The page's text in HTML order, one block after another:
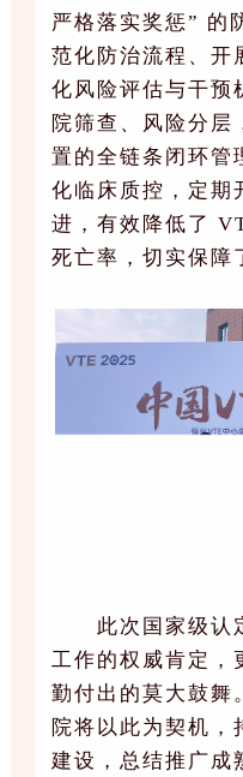
严格落实奖惩” 的
范化防治流程、开
化风险评估与干预
院筛查、风险分层
置的全链条闭环管
化临床质控，定期
进，有效降低了
死亡率，切实保障
此次国家级认
工作的权威肯定，
勤付出的莫大鼓舞
院将以此为契机，
建设，总结推广成